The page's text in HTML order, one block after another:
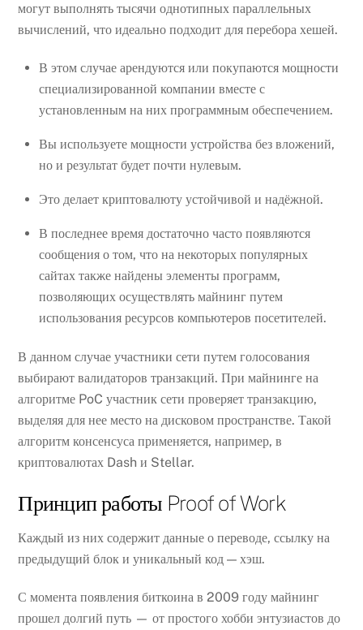
могут выполнять тысячи однотипных параллельных
вычислений, что идеально подходит для перебора хешей.
В этом случае арендуются или покупаются мощности
специализированной компании вместе с
установленным на них программным обеспечением.
Вы используете мощности устройства без вложений,
но и результат будет почти нулевым.
Это делает криптовалюту устойчивой и надёжной.
В последнее время достаточно часто появляются
сообщения о том, что на некоторых популярных
сайтах также найдены элементы программ,
позволяющих осуществлять майнинг путем
использования ресурсов компьютеров посетителей.
В данном случае участники сети путем голосования
выбирают валидаторов транзакций. При майнинге на
алгоритме PoC участник сети проверяет транзакцию,
выделяя для нее место на дисковом пространстве. Такой
алгоритм консенсуса применяется, например, в
криптовалютах Dash и Stellar.
Принцип работы Proof of Work
Каждый из них содержит данные о переводе, ссылку на
предыдущий блок и уникальный код — хэш.
С момента появления биткоина в 2009 году майнинг
прошел долгий путь — от простого хобби энтузиастов до